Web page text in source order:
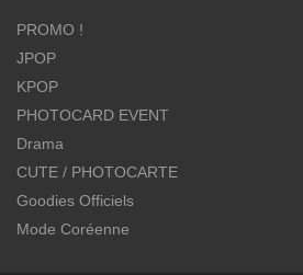
PROMO !
JPOP
KPOP
PHOTOCARD EVENT
Drama
CUTE / PHOTOCARTE
Goodies Officiels
Mode Coréenne